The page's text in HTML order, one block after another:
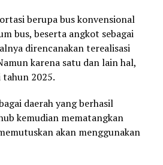
berupa bus konvensional
bus, beserta angkot sebagai
direncanakan terealisasi
karena satu dan lain hal,
2025.
daerah yang berhasil
kemudian mematangkan
akan menggunakan